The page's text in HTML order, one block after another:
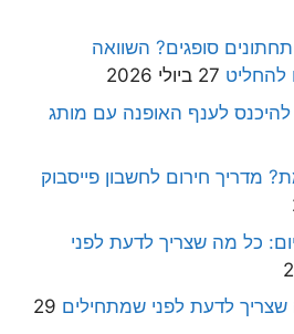
סופגים? השוואה
להחליט 27 ביולי 2026
להיכנס לענף האופנה עם מותג
מדריך חירום לחשבון פייסבוק
כל מה שצריך לדעת לפני
לדעת לפני שמתחילים 29